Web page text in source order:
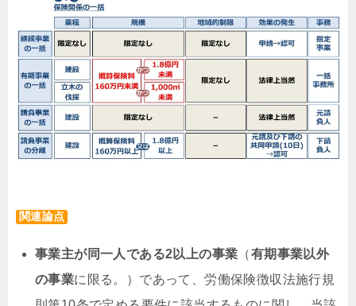
関連論点
事業主が同一人である2以上の事業 （有期事業以外
の事業に限る。）であって、労働保険徴収法施行規